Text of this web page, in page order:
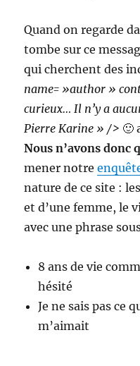
Quand on regarde
tombe sur ce
qui cherchent des
name= »author »
curieux… Il n’y a
Pierre Karine » /> 🙂
Nous n’avons donc
mener notre
nature de ce site :
et d’une femme, le
avec une phrase
8 ans de vie
hésité
Je ne sais pas ce
m’aimait